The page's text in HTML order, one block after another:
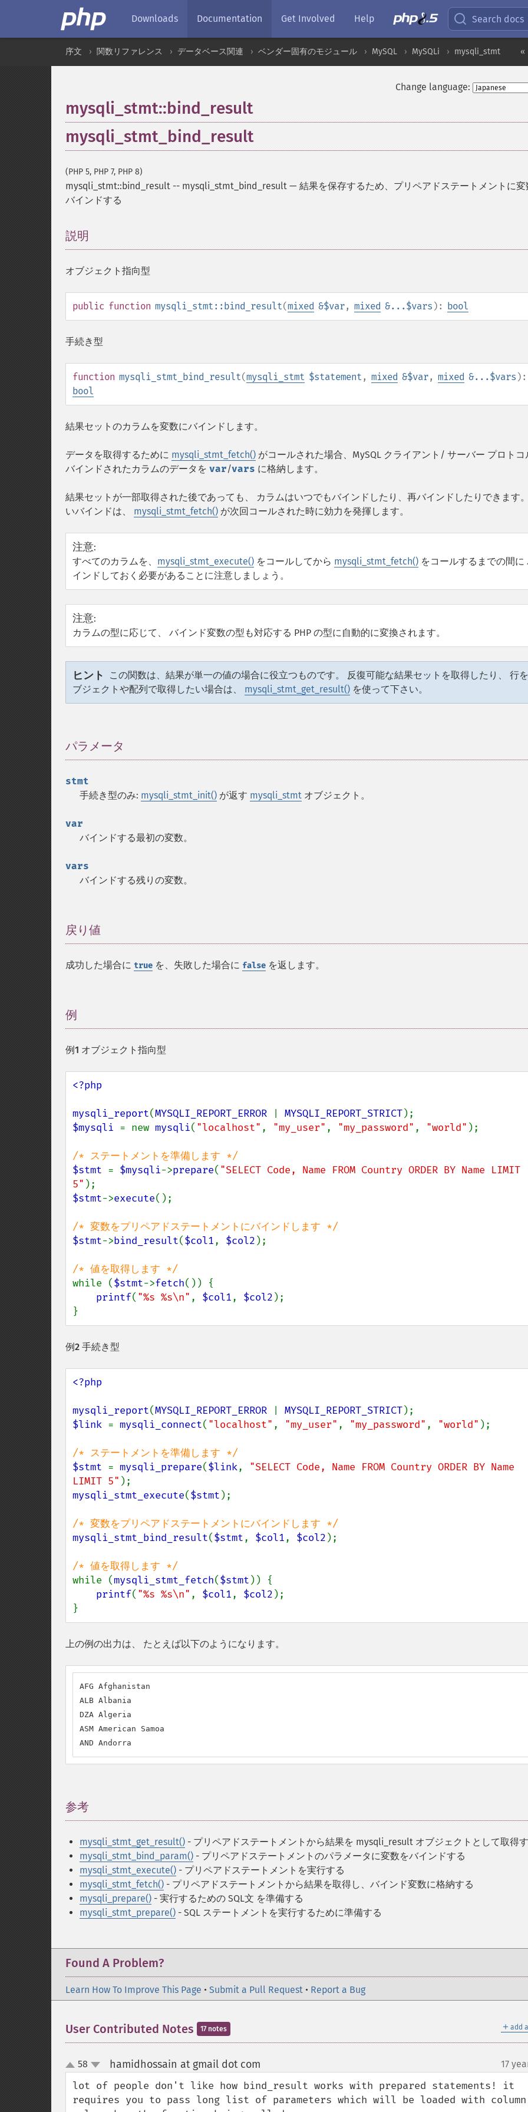
Downloads Documentation Get Involved Help Search docs
«
序文 関数リファレンス データベース関連 ベンダー固有のモジュール MySQL MySQLi mysqli_stmt
Change language:
mysqli_stmt::bind_result
mysqli_stmt_bind_result
(PHP 5, PHP 7, PHP 8)
mysqli_stmt::bind_result -- mysqli_stmt_bind_result — 結果を保存するため、プリペアドステートメントに変
バインドする
説明
オブジェクト指向型
public function mysqli_stmt::bind_result(mixed &$var, mixed &...$vars ): bool
手続き型
function mysqli_stmt_bind_result(mysqli_stmt $statement , mixed &$var, mixed &...$vars ):
bool
結果セットのカラムを変数にバインドします。
データを取得するために mysqli_stmt_fetch() がコールされた場合、MySQL クライアント/ サーバー プロトコ
バインドされたカラムのデータを var/vars に格納します。
結果セットが一部取得された後であっても、 カラムはいつでもバインドしたり、再バインドしたりできます
いバインドは、 mysqli_stmt_fetch() が次回コールされた時に効力を発揮します。
注意:
すべてのカラムを、 mysqli_stmt_execute() をコールしてから mysqli_stmt_fetch() をコールするまでの間に
インドしておく必要があることに注意しましょう。
注意:
カラムの型に応じて、 バインド変数の型も対応する PHP の型に自動的に変換されます。
ヒント
この関数は、結果が単一の値の場合に役立つものです。 反復可能な結果セットを取得したり、 行
ブジェクトや配列で取得したい場合は、 mysqli_stmt_get_result() を使って下さい。
パラメータ
stmt
手続き型のみ: mysqli_stmt_init() が返す mysqli_stmt オブジェクト。
var
バインドする最初の変数。
vars
バインドする残りの変数。
戻り値
成功した場合に true を、失敗した場合に false を返します。
例
例1 オブジェクト指向型
<?php
mysqli_report(MYSQLI_REPORT_ERROR MYSQLI_REPORT_STRICT
$mysqli = new mysqli( "localhost" , "my_user" , "my_password" , "world" );
$stmt = $mysqli->prepare( "SELECT Code, Name FROM Country ORDER BY Name LIMIT
5"
$stmt->execute();
$stmt->bind_result($col1, $col2 );
while ($stmt->fetch()) {
printf( "%s %s\n" , $col1, $col2 );
}
例2 手続き型
<?php
mysqli_report(MYSQLI_REPORT_ERROR MYSQLI_REPORT_STRICT
$link = mysqli_connect( "localhost" , "my_user" , "my_password" , "world" );
$stmt = mysqli_prepare($link, "SELECT Code, Name FROM Country ORDER BY Name
LIMIT 5"
mysqli_stmt_execute($stmt );
mysqli_stmt_bind_result($stmt, $col1, $col2 );
while (mysqli_stmt_fetch($stmt )) {
printf( "%s %s\n" , $col1, $col2 );
}
上の例の出力は、 たとえば以下のようになります。
AFG Afghanistan
ALB Albania
DZA Algeria
ASM American Samoa
AND Andorra
参考
mysqli_stmt_get_result() - プリペアドステートメントから結果を mysqli_result オブジェクトとして取得
mysqli_stmt_bind_param() - プリペアドステートメントのパラメータに変数をバインドする
mysqli_stmt_execute() - プリペアドステートメントを実行する
mysqli_stmt_fetch() - プリペアドステートメントから結果を取得し、バインド変数に格納する
mysqli_prepare() - 実行するための SQL文 を準備する
mysqli_stmt_prepare() - SQL ステートメントを実行するために準備する
Found A Problem?
Learn How To Improve This Page • Submit a Pull Request • Report a Bug
＋ add
User Contributed Notes 17 notes
up
down
58 hamidhossain at gmail dot com 17
lot of people don't like how bind_result works with prepared statements! it
requires you to pass long list of parameters which will be loaded with column